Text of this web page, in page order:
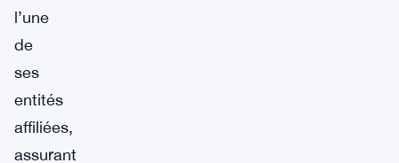
l’une
de
ses
entités
affiliées,
assurant